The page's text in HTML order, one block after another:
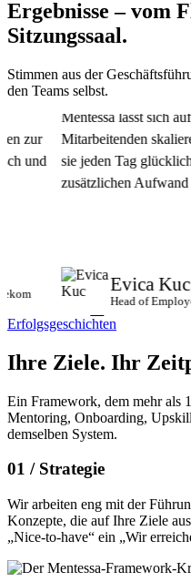
Ergebnisse – vom
Sitzungssaal.
Stimmen aus der
den Teams selbst.
zur
und
Mentessa lässt sich auf
Mitarbeitenden
sie jeden Tag glücklich
zusätzlichen Aufwand
Evica Kuc
Head of Employee
Erfolgsgeschichten
Ihre Ziele. Ihr
Ein Framework, dem mehr als
Mentoring, Onboarding,
demselben System.
01 /Strategie
Wir arbeiten eng mit der
Konzepte, die auf Ihre Ziele
„Nice-to-have“ ein „Wir